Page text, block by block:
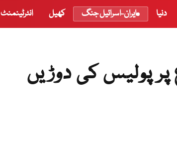
دنیا ایران-اسرائیل جنگ کھیل انٹرٹینمنٹ
پولیس کی دوڑیں